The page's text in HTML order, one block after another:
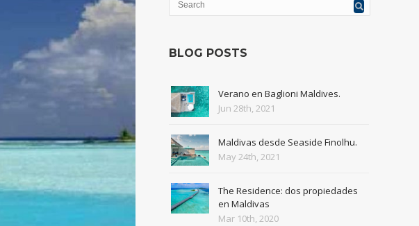
BLOG POSTS
Verano en Baglioni Maldives.
Jun 28th, 2021
Maldivas desde Seaside Finolhu.
May 24th, 2021
The Residence: dos propiedades
en Maldivas
Mar 10th, 2020